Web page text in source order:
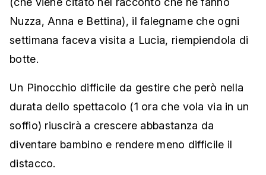
Nuzza, Anna e Bettina), il falegname che ogni
settimana faceva visita a Lucia, riempiendola di
botte.
Un Pinocchio difficile da gestire che però nella
durata dello spettacolo (1 ora che vola via in un
soffio) riuscirà a crescere abbastanza da
diventare bambino e rendere meno difficile il
distacco.